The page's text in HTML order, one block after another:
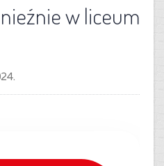
w liceum
.